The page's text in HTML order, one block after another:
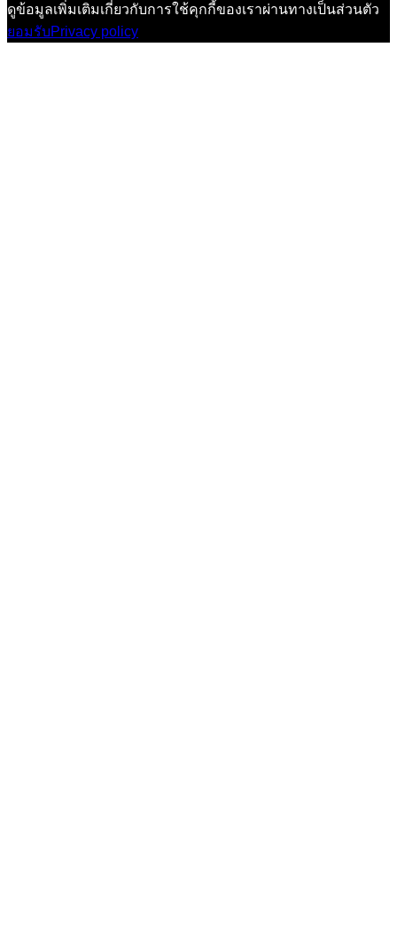
ดูข้อมูลเพิ่มเติมเกี่ยวกับการใช้คุกกี้ของเราผ่านทางเป็นส่วนตัว
ยอมรับPrivacy policy